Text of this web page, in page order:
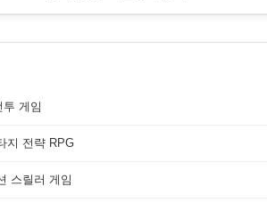
게임
지 전략 RPG
스릴러 게임